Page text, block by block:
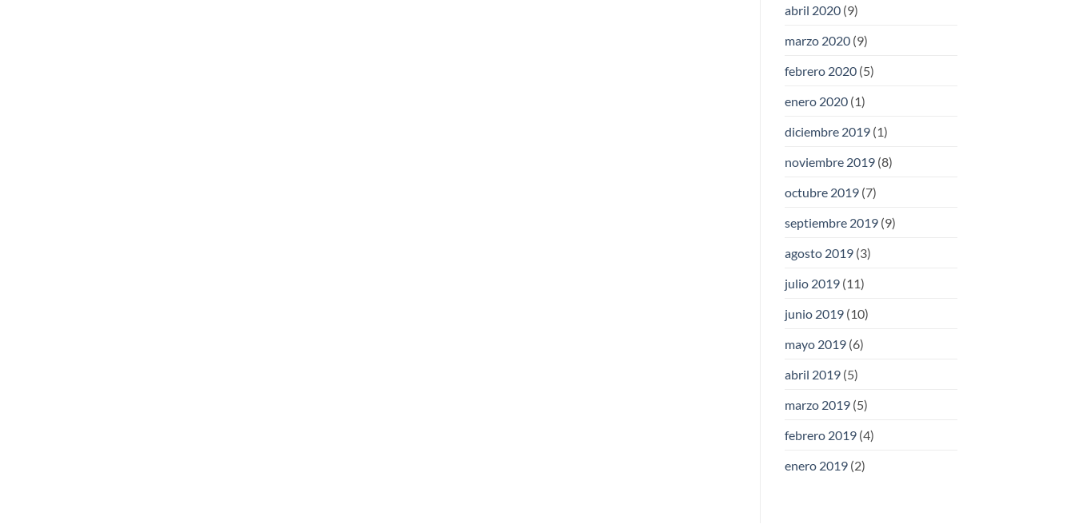
abril 2020(9)
marzo 2020(9)
febrero 2020(5)
enero 2020(1)
diciembre 2019(1)
noviembre 2019(8)
octubre 2019(7)
septiembre 2019(9)
agosto 2019(3)
julio 2019(11)
junio 2019(10)
mayo 2019(6)
abril 2019(5)
marzo 2019(5)
febrero 2019(4)
enero 2019(2)